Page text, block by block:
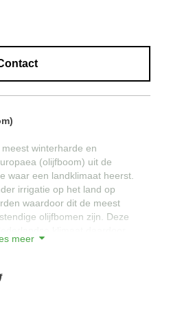
winterharde en
(olijfboom) uit de
waar een landklimaat heerst.
irrigatie op het land op
waardoor dit de meest
olijfbomen zijn. Deze
hoge vertakkingen van deze
zich
meer